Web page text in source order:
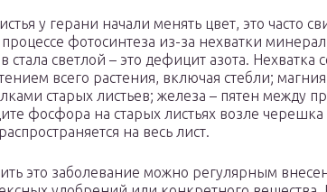
у герани начали менять цвет, это часто
процессе фотосинтеза из-за нехватки
стала светлой – это дефицит азота.
всего растения, включая стебли;
старых листьев; железа – пятен между
фосфора на старых листьях возле черешка
на весь лист.
это заболевание можно регулярным